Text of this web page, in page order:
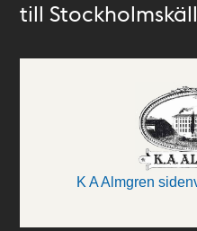
till
K A Almgren